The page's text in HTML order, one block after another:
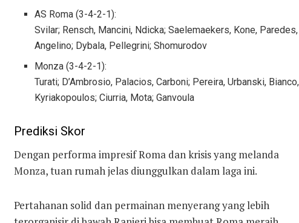
AS Roma (3-4-2-1):
Svilar; Rensch, Mancini, Ndicka; Saelemaekers, Kone, Paredes,
Angelino; Dybala, Pellegrini; Shomurodov
Monza (3-4-2-1):
Turati; D’Ambrosio, Palacios, Carboni; Pereira, Urbanski, Bianco,
Kyriakopoulos; Ciurria, Mota; Ganvoula
Prediksi Skor
Dengan performa impresif Roma dan krisis yang melanda
Monza, tuan rumah jelas diunggulkan dalam laga ini.
Pertahanan solid dan permainan menyerang yang lebih